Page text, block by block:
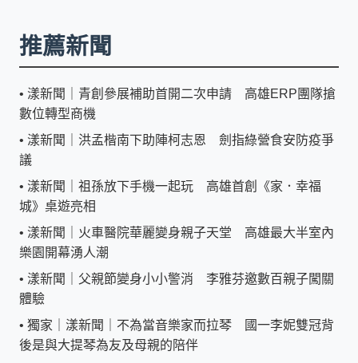
推薦新聞
• 漾新聞｜青創參展補助首開二次申請 高雄ERP團隊搶
數位轉型商機
• 漾新聞｜洪孟楷南下助陣柯志恩 劍指綠營食安防疫爭
議
• 漾新聞｜祖孫放下手機一起玩 高雄首創《家．幸福
城》桌遊亮相
• 漾新聞｜火車醫院華麗變身親子天堂 高雄最大半室內
樂園開幕湧人潮
• 漾新聞｜父親節變身小小警消 李雅芬邀數百親子闖關
體驗
• 獨家｜漾新聞｜不為當音樂家而拉琴 國一李妮雙冠背
後是與大提琴為友及母親的陪伴